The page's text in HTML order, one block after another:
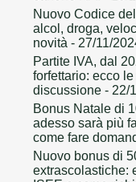
Nuovo Codice
alcol, droga,
novità - 27/11/
Partite IVA, dal
forfettario: ecco
discussione - 22/
Bonus Natale di
adesso sarà più
come fare
Nuovo bonus di
extrascolastiche: